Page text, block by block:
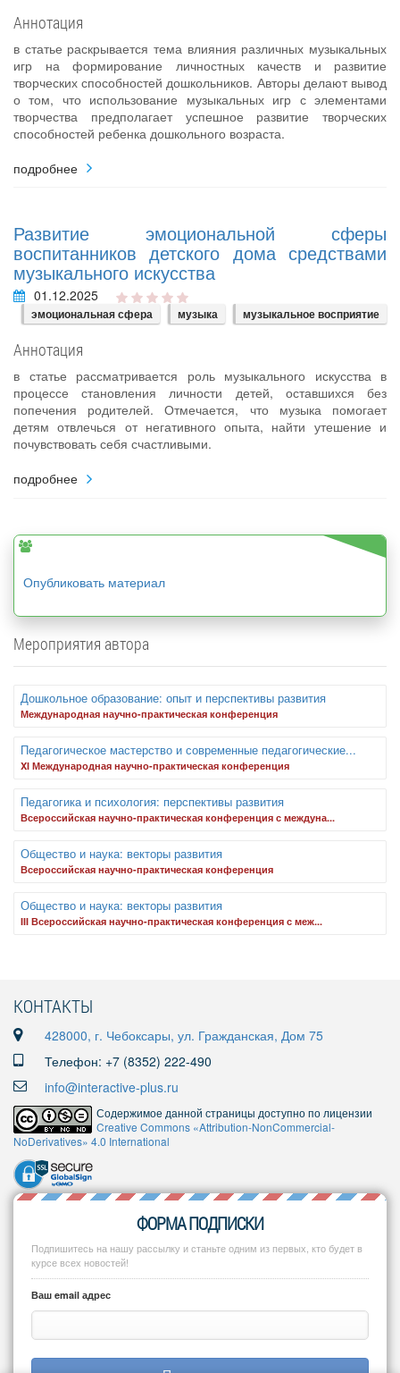
Аннотация
в статье раскрывается тема влияния различных музыкальных
игр на формирование личностных качеств и развитие
творческих способностей дошкольников. Авторы делают вывод
о том, что использование музыкальных игр с элементами
творчества предполагает успешное развитие творческих
способностей ребенка дошкольного возраста.
подробнее
Развитие эмоциональной сферы
воспитанников детского дома средствами
музыкального искусства
01.12.2025
эмоциональная сфера музыка музыкальное восприятие
Аннотация
в статье рассматривается роль музыкального искусства в
процессе становления личности детей, оставшихся без
попечения родителей. Отмечается, что музыка помогает
детям отвлечься от негативного опыта, найти утешение и
почувствовать себя счастливыми.
подробнее
Опубликовать материал
Мероприятия автора
Дошкольное образование: опыт и перспективы развития
Международная научно-практическая конференция
Педагогическое мастерство и современные педагогические...
XI Международная научно-практическая конференция
Педагогика и психология: перспективы развития
Всероссийская научно-практическая конференция с междуна...
Общество и наука: векторы развития
Всероссийская научно-практическая конференция
Общество и наука: векторы развития
III Всероссийская научно-практическая конференция с меж...
КОНТАКТЫ
428000, г. Чебоксары, ул. Гражданская, Дом 75
Телефон: +7 (8352) 222-490
info@interactive-plus.ru
Содержимое данной страницы доступно по лицензии
Creative Commons «Attribution-NonCommercial-
NoDerivatives» 4.0 International
ФОРМА ПОДПИСКИ
Подпишитесь на нашу рассылку и станьте одним из первых, кто будет в
курсе всех новостей!
Ваш email адрес